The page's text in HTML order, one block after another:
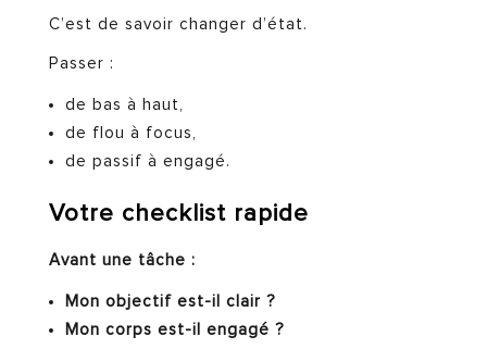
C’est de savoir changer d’état.
Passer :
de bas à haut,
de flou à focus,
de passif à engagé.
Votre checklist rapide
Avant une tâche :
Mon objectif est-il clair ?
Mon corps est-il engagé ?